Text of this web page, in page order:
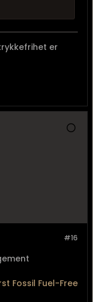
er
#16
Fossil Fuel-Free